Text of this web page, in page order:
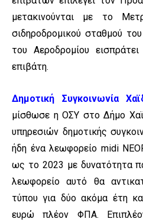
μετακινούνται με το
σιδηροδρομικού σταθμού
του Αεροδρομίου
επιβάτη.
Δημοτική Συγκοινωνία
μίσθωσε η ΟΣΥ στο Δήμο
υπηρεσιών δημοτικής
ήδη ένα λεωφορείο midi
ως το 2023 με δυνατότητα
λεωφορείο αυτό θα
τύπου για δύο ακόμα έτη
ευρώ πλέον ΦΠΑ.